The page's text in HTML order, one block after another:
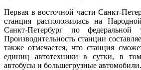
Первая в восточной части Санкт-
станция расположилась на
Санкт-Петербург по федеральной
Производительность станции
также отмечается, что станция
единиц автотехники в сутки, в
автобусы и большегрузные автомобили.